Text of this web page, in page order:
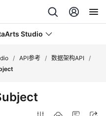
Studio
/ API参考 / 数据架构API /